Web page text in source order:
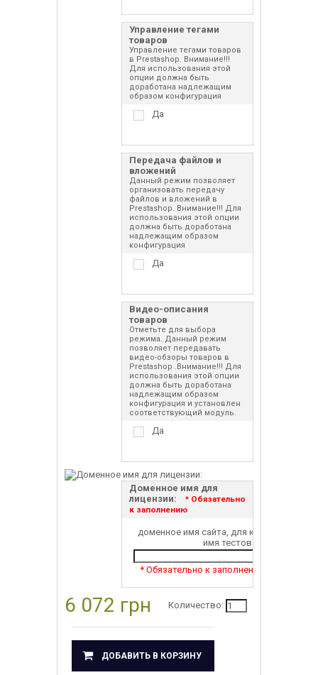
Управление тегами
товаров
Управление тегами товаров
в Prestashop. Внимание!!!
Для использования этой
опции должна быть
доработана надлежащим
образом конфигурация
Да
Передача файлов и
вложений
Данный режим позволяет
организовать передачу
файлов и вложений в
Prestashop. Внимание!!! Для
использования этой опции
должна быть доработана
надлежащим образом
конфигурация
Да
Видео-описания
товаров
Отметьте для выбора
режима. Данный режим
позволяет передавать
видео-обзоры товаров в
Prestashop .Внимание!!! Для
использования этой опции
должна быть доработана
надлежащим образом
конфигурация и установлен
соответствующий модуль.
Да
Доменное имя для
лицензии: * Обязательно
к заполнению
доменное имя сайта, для которого
имя тестового домена/
* Обязательно к заполнению
6 072 грн Количество:
ДОБАВИТЬ В КОРЗИНУ